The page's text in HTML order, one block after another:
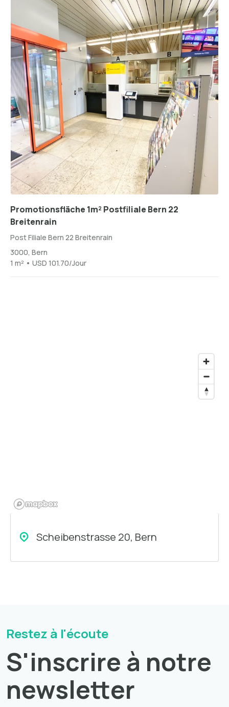
Promotionsfläche 1m² Postfiliale Bern 22
Breitenrain
Post Filiale Bern 22 Breitenrain
3000, Bern
1 m² • USD 101.70/Jour
Scheibenstrasse 20, Bern
Restez à l'écoute
S'inscrire à notre
newsletter